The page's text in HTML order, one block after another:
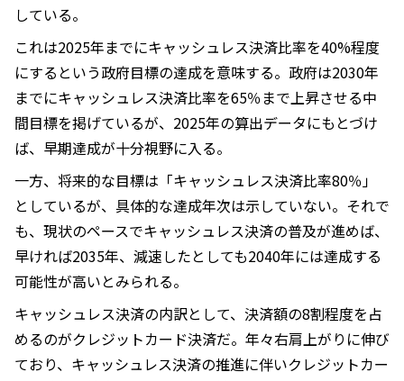
している。
これは2025年までにキャッシュレス決済比率を40%程度
にするという政府目標の達成を意味する。政府は2030年
までにキャッシュレス決済比率を65％まで上昇させる中
間目標を掲げているが、2025年の算出データにもとづけ
ば、早期達成が十分視野に入る。
一方、将来的な目標は「キャッシュレス決済比率80％」
としているが、具体的な達成年次は示していない。それで
も、現状のペースでキャッシュレス決済の普及が進めば、
早ければ2035年、減速したとしても2040年には達成する
可能性が高いとみられる。
キャッシュレス決済の内訳として、決済額の8割程度を占
めるのがクレジットカード決済だ。年々右肩上がりに伸び
ており、キャッシュレス決済の推進に伴いクレジットカー